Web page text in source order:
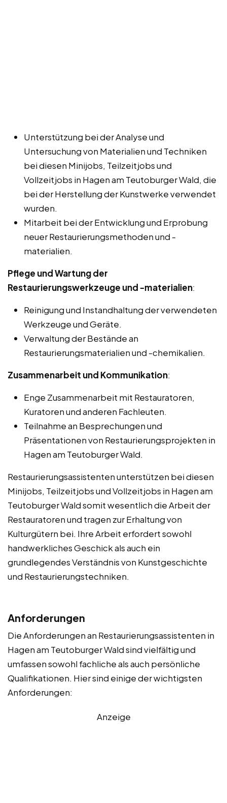
Unterstützung bei der Analyse und
Untersuchung von Materialien und Techniken
bei diesen Minijobs, Teilzeitjobs und
Vollzeitjobs in Hagen am Teutoburger Wald, die
bei der Herstellung der Kunstwerke verwendet
wurden.
Mitarbeit bei der Entwicklung und Erprobung
neuer Restaurierungsmethoden und -
materialien.
Pflege und Wartung der
Restaurierungswerkzeuge und -materialien:
Reinigung und Instandhaltung der verwendeten
Werkzeuge und Geräte.
Verwaltung der Bestände an
Restaurierungsmaterialien und -chemikalien.
Zusammenarbeit und Kommunikation:
Enge Zusammenarbeit mit Restauratoren,
Kuratoren und anderen Fachleuten.
Teilnahme an Besprechungen und
Präsentationen von Restaurierungsprojekten in
Hagen am Teutoburger Wald.
Restaurierungsassistenten unterstützen bei diesen
Minijobs, Teilzeitjobs und Vollzeitjobs in Hagen am
Teutoburger Wald somit wesentlich die Arbeit der
Restauratoren und tragen zur Erhaltung von
Kulturgütern bei. Ihre Arbeit erfordert sowohl
handwerkliches Geschick als auch ein
grundlegendes Verständnis von Kunstgeschichte
und Restaurierungstechniken.
Anforderungen
Die Anforderungen an Restaurierungsassistenten in
Hagen am Teutoburger Wald sind vielfältig und
umfassen sowohl fachliche als auch persönliche
Qualifikationen. Hier sind einige der wichtigsten
Anforderungen:
Anzeige